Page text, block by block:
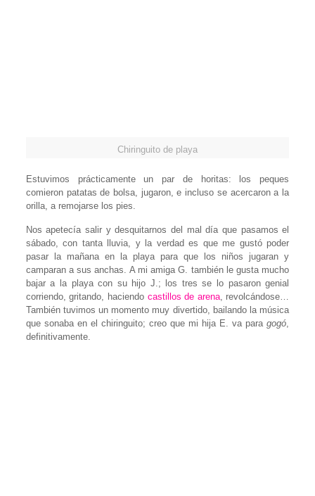
Chiringuito de playa
Estuvimos prácticamente un par de horitas: los peques
comieron patatas de bolsa, jugaron, e incluso se acercaron a la
orilla, a remojarse los pies.
Nos apetecía salir y desquitarnos del mal día que pasamos el
sábado, con tanta lluvia, y la verdad es que me gustó poder
pasar la mañana en la playa para que los niños jugaran y
camparan a sus anchas. A mi amiga G. también le gusta mucho
bajar a la playa con su hijo J.; los tres se lo pasaron genial
corriendo, gritando, haciendo castillos de arena, revolcándose…
También tuvimos un momento muy divertido, bailando la música
que sonaba en el chiringuito; creo que mi hija E. va paragogó,
definitivamente.